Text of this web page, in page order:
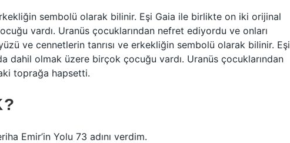
sembolü olarak bilinir. Eşi Gaia ile birlikte on iki orijinal
vardı. Uranüs çocuklarından nefret ediyordu ve onları
ve cennetlerin tanrısı ve erkekliğin sembolü olarak bilinir. Eşi
dahil olmak üzere birçok çocuğu vardı. Uranüs çocuklarından
toprağa hapsetti.
Emir’in Yolu 73 adını verdim.